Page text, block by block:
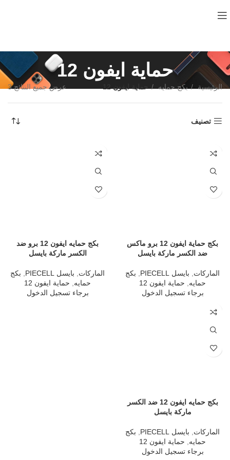
حماية ايفون 12
الرئيسية بكج حمايه عرض جميع النتائج 3
تصنيف
بكج حماية ايفون 12 برو ماكس
ضد الكسر ماركة بايسل
الماركات بايسل PIECELL
بكج
حمايه
حماية ايفون 12
برجاء تسجيل الدخول
بكج حمايه ايفون 12 برو ضد
الكسر ماركة بايسل
الماركات بايسل PIECELL
بكج
حمايه
حماية ايفون 12
برجاء تسجيل الدخول
بكج حمايه ايفون 12 ضد الكسر
ماركة بايسل
الماركات بايسل PIECELL
بكج
حمايه
حماية ايفون 12
برجاء تسجيل الدخول